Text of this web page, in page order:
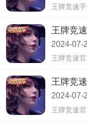
王牌竞速
车游戏方
人觉得很
入到那
王牌竞
装最新版
2024-07-
王牌竞速
因为玩家
的个性，
是在各
王牌竞
新版本
2024-07-
王牌竞速